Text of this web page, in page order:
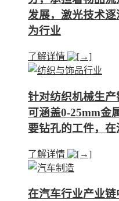
发展，激光技术逐
为行业
了解详情
针对纺织机械生
可涵盖0-25mm金
要钻孔的工件，
了解详情
在汽车行业产业